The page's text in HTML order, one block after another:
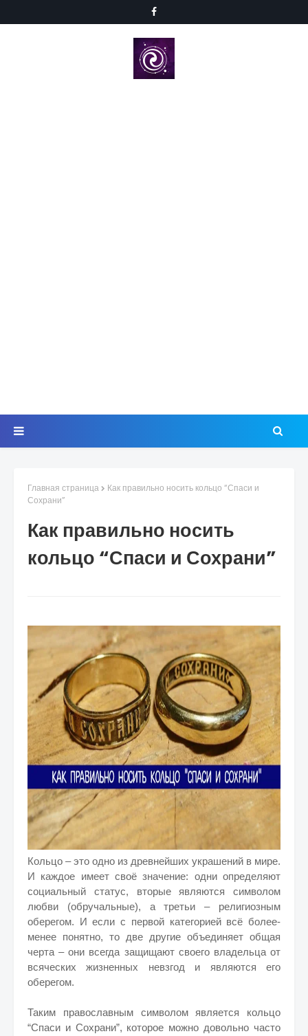
Главная страница
Как правильно носить кольцо “Спаси и
Сохрани”
Как правильно носить
кольцо “Спаси и Сохрани”
Кольцо – это одно из древнейших украшений в мире.
И каждое имеет своё значение: одни определяют
социальный статус, вторые являются символом
любви (обручальные), а третьи – религиозным
оберегом. И если с первой категорией всё более-
менее понятно, то две другие объединяет общая
черта – они всегда защищают своего владельца от
всяческих жизненных невзгод и являются его
оберегом.
Таким православным символом является кольцо
“Спаси и Сохрани”, которое можно довольно часто